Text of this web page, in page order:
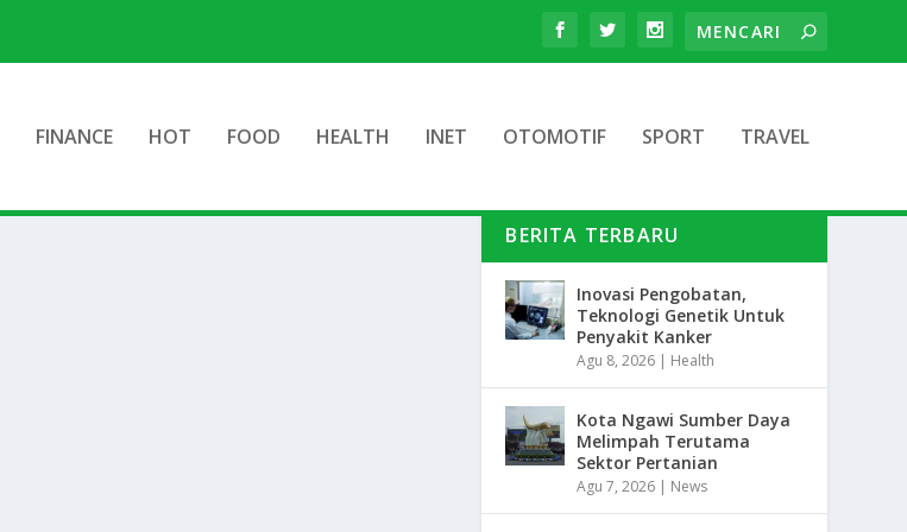
FINANCE HOT FOOD HEALTH INET OTOMOTIF SPORT TRAVEL
BERITA TERBARU
Inovasi Pengobatan,
Teknologi Genetik Untuk
Penyakit Kanker
Agu 8, 2026 | Health
Kota Ngawi Sumber Daya
Melimpah Terutama
Sektor Pertanian
Agu 7, 2026 | News